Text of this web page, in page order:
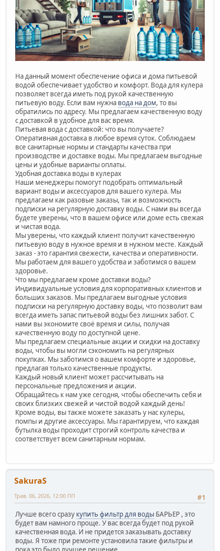
На данный момент обеспечение офиса и дома питьевой
водой обеспечивает удобство и комфорт. Вода для кулера
позволяет всегда иметь под рукой качественную
питьевую воду. Если вам нужна вода на дом, то вы
обратились по адресу. Мы предлагаем качественную воду
с доставкой в удобное для вас время.
Питьевая вода с доставкой: что вы получаете?
Оперативная доставка в любое время суток. Соблюдаем
все санитарные нормы и стандарты качества при
производстве и доставке воды. Мы предлагаем выгодные
цены и удобные варианты оплаты.
Удобная доставка воды в кулерах
Наши менеджеры помогут подобрать оптимальный
вариант воды и аксессуаров для вашего кулера. Мы
предлагаем как разовые заказы, так и возможность
подписки на регулярную доставку воды. С нами вы всегда
будете уверены, что в вашем офисе или доме есть свежая
и чистая вода.
Мы уверены, что каждый клиент получит качественную
питьевую воду в нужное время и в нужном месте. Каждый
заказ - это гарантия свежести, качества и оперативности.
Мы работаем для вашего удобства и заботимся о вашем
здоровье.
Что мы предлагаем кроме доставки воды?
Индивидуальные условия для корпоративных клиентов и
больших заказов. Мы предлагаем выгодные условия
подписки на регулярную доставку воды, что позволит вам
всегда иметь запас питьевой воды без лишних забот. С
нами вы экономите своё время и силы, получая
качественную воду по доступной цене.
Мы предлагаем специальные акции и скидки на доставку
воды, чтобы вы могли сэкономить на регулярных
покупках. Мы заботимся о вашем комфорте и здоровье,
предлагая только качественные продукты.
Каждый новый клиент может рассчитывать на
персональные предложения и акции.
Обращайтесь к нам уже сегодня, чтобы обеспечить себя и
своих близких свежей и чистой водой каждый день!
Кроме воды, вы также можете заказать у нас кулеры,
помпы и другие аксессуары. Мы гарантируем, что каждая
бутылка воды проходит строгий контроль качества и
соответствует всем санитарным нормам.
SakuraS
#1
Трав. 06, 2026, 12:00 ПП
Лучше всего сразу купить фильтр для воды БАРЬЕР , это
будет вам намного проще. У вас всегда будет под рукой
качественная вода. И не придется заказывать доставку
воды. Я тоже при ремонте установила такие фильтры и